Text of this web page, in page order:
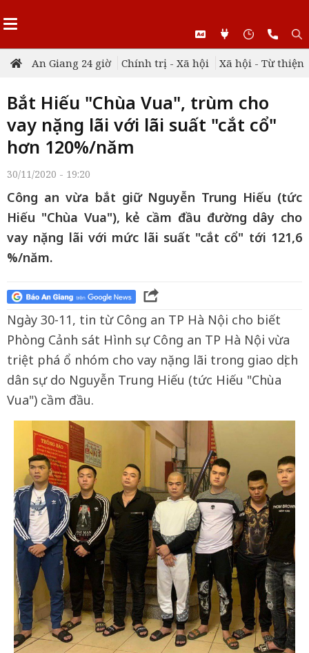
An Giang 24 giờ Chính trị - Xã hội Xã hội - Từ thiện
Bắt Hiếu "Chùa Vua", trùm cho
vay nặng lãi với lãi suất "cắt cổ"
hơn 120%/năm
30/11/2020 - 19:20
Công an vừa bắt giữ Nguyễn Trung Hiếu (tức
Hiếu "Chùa Vua"), kẻ cầm đầu đường dây cho
vay nặng lãi với mức lãi suất "cắt cổ" tới 121,6
%/năm.
Ngày 30-11, tin từ Công an TP Hà Nội cho biết
Phòng Cảnh sát Hình sự Công an TP Hà Nội vừa
triệt phá ổ nhóm cho vay nặng lãi trong giao dịch
dân sự do Nguyễn Trung Hiếu (tức Hiếu "Chùa
Vua") cầm đầu.